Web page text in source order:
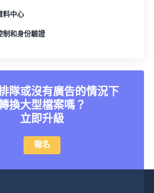
料中心
制和身份驗證
隊或沒有廣告的情況下
換大型檔案嗎？
立即升級
報名